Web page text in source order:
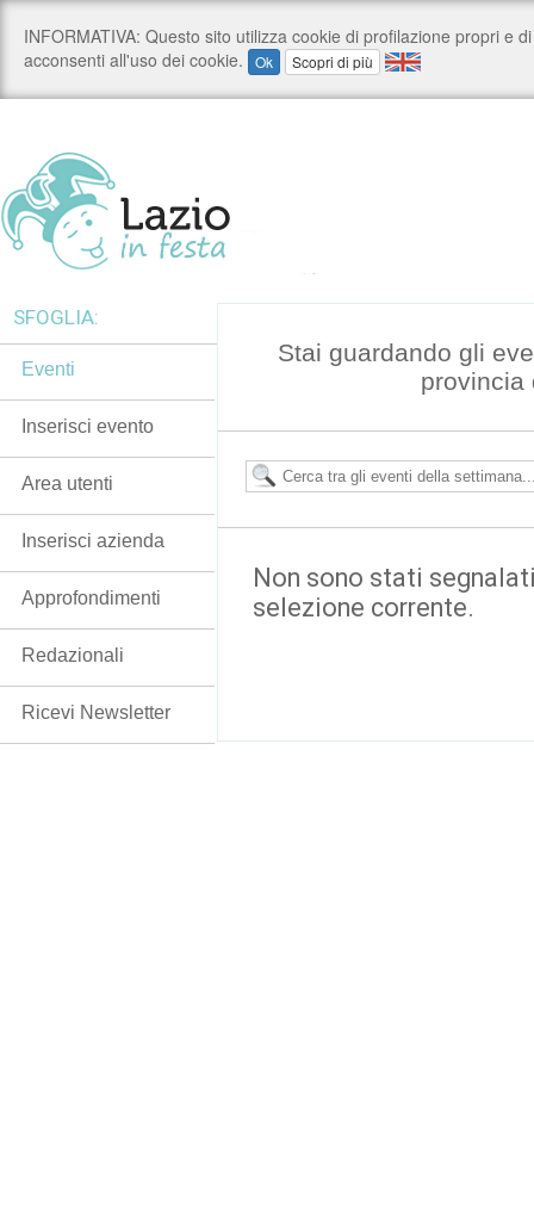
Stai guardando gli
provincia
Non sono stati
selezione corrente.
SFOGLIA:
Eventi
Inserisci evento
Area utenti
Inserisci azienda
Approfondimenti
Redazionali
Ricevi Newsletter